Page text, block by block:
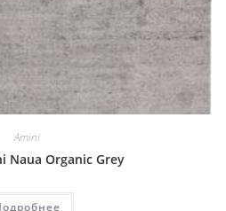
Amini
Naua Organic Grey